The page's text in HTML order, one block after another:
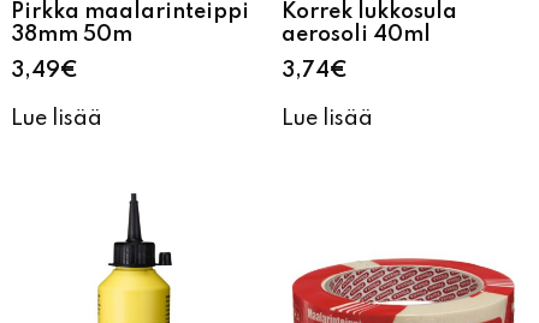
Pirkka maalarinteippi
38mm 50m
3,49€
Lue lisää
Korrek lukkosula
aerosoli 40ml
3,74€
Lue lisää